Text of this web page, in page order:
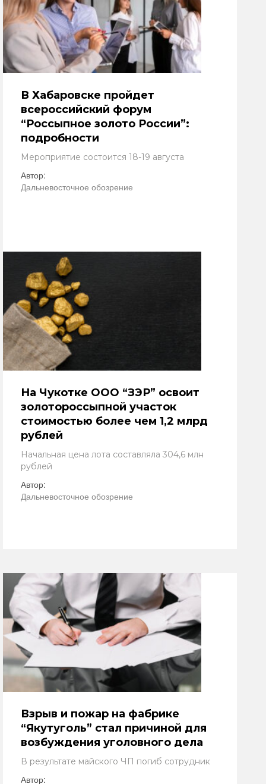
В Хабаровске пройдет
всероссийский форум
“Россыпное золото России”:
подробности
Мероприятие состоится 18-19 августа
Автор:
Дальневосточное обозрение
На Чукотке ООО “ЗЭР” освоит
золотороссыпной участок
стоимостью более чем 1,2 млрд
рублей
Начальная цена лота составляла 304,6 млн
рублей
Автор:
Дальневосточное обозрение
Взрыв и пожар на фабрике
“Якутуголь” стал причиной для
возбуждения уголовного дела
В результате майского ЧП погиб сотрудник
Автор: